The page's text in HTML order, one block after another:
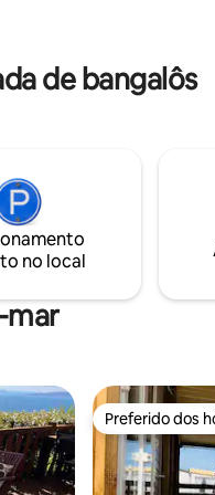
de bangalôs
no local
mar
Preferido dos
Preferido dos